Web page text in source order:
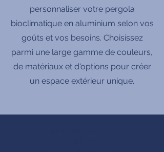
personnaliser votre pergola
bioclimatique en aluminium selon vos
goûts et vos besoins. Choisissez
parmi une large gamme de couleurs,
de matériaux et d'options pour créer
un espace extérieur unique.